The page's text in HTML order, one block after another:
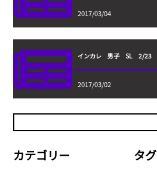
2017/03/04
インカレ 男子 SL 2/23
2017/03/02
カテゴリー タグ